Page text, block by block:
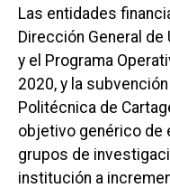
Las entidades
Dirección General
y el Programa
2020, y la
Politécnica de
objetivo genérico de
grupos de
institución a